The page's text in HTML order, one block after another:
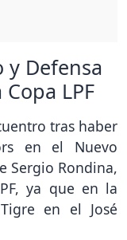
y Defensa
LPF
tras haber
en el Nuevo
Sergio Rondina,
ya que en la
en el José